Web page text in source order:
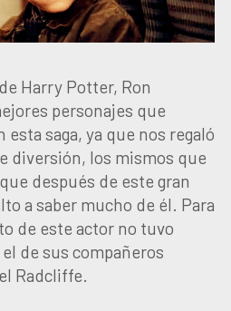
Harry Potter, Ron
personajes que
saga, ya que nos regaló
diversión, los mismos que
después de este gran
a saber mucho de él. Para
de este actor no tuvo
de sus compañeros
Radcliffe.